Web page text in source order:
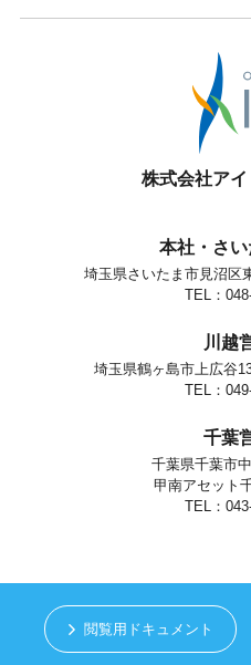
当社は、お客さまよりお預かりし
お客さまの同意がある場合
お客さまが希望されるサービスを
業者に対して開示する場合。
法令に基づき開示することが必要
個人情報の安全対策
お客さまがご本人の個人情報の照
場合には、ご本人であることを確
当社は、保有する個人情報に関し
範を遵守するとともに、本ポリシ
当社の個人情報の取扱に関するお
株式会社アイ・ケイ・アイ
株式会社ア
本社・さ
埼玉県さいたま市見沼区
TEL：
川越
埼玉県鶴ヶ島市上広谷
TEL：
千葉
千葉県千葉市
甲南アセット
TEL：
閲覧用ドキュメント